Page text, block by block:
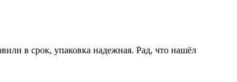
в срок, упаковка надежная. Рад, что нашёл